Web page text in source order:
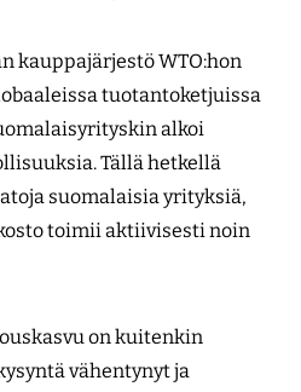
kauppajärjestö WTO:hon
tuotantoketjuissa
alkoi
Tällä hetkellä
suomalaisia yrityksiä,
toimii aktiivisesti noin
on kuitenkin
vähentynyt ja